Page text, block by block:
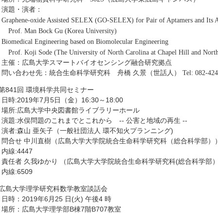
題・演者：
oxide Assisted SELEX (GO-SELEX) for Pair of Aptamers and Its
Man Bock Gu (Korea University)
Engineering based on Biomolecular Engineering
Koji Sode (The University of North Carolina at Chapel Hill and North
催：広島大学スマートバイオセンシング融合研究拠点
い合わせ先：統合生命科学研究科 舟橋 久景（世話人）
Tel: 082-
841回 環境科学共同セミナー
時:2019年7月5日（金）16:30～18:00
所:広島大学中央図書館ライブラリーホール
題:水俣問題のこれまでとこれから -- 公害と地域の再生 --
者:森山 亜矢子（一般社団法人 環不知火プランニング)
合せ 中川直樹（広島大学大学院統合生命科学研究科（総合科学部））
線:4447
任者 久我ゆかり （広島大学大学院統合生命科学研究科(総合科学部）
線:6509
島大学理学研究科数学教室談話会
時：2019年6月25 日(火) 午後4 時
所：広島大学理学部B棟7階B707教室